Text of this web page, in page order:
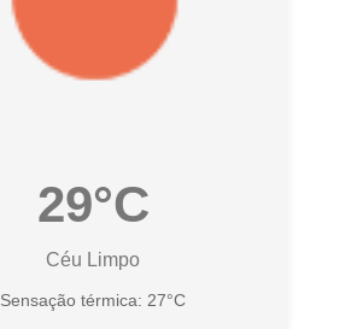
29°C
Céu Limpo
Sensação térmica: 27°C